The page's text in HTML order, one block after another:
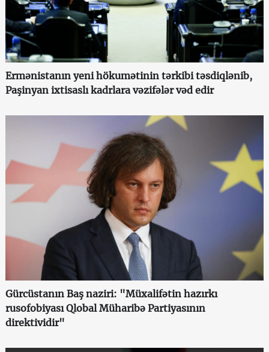
Ermənistanın yeni hökumətinin tərkibi təsdiqlənib,
Paşinyan ixtisaslı kadrlara vəzifələr vəd edir
Gürcüstanın Baş naziri: "Müxalifətin hazırkı
rusofobiyası Qlobal Müharibə Partiyasının
direktividir"